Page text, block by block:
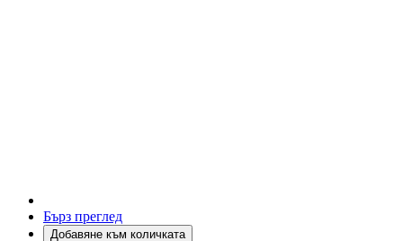
Бърз преглед
Добавяне към количката